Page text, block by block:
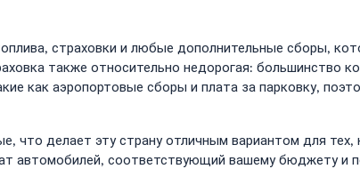
страховки и любые дополнительные сборы,
также относительно недорогая: большинство
как аэропортовые сборы и плата за парковку,
что делает эту страну отличным вариантом для
автомобилей, соответствующий вашему бюджету и